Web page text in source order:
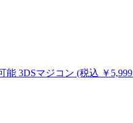
能 3DSマジコン (税込 ￥5,999